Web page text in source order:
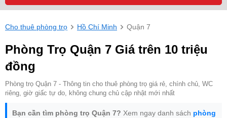
Cho thuê phòng trọ Hồ Chí Minh Quận 7
Phòng Trọ Quận 7 Giá trên 10 triệu
đồng
Phòng trọ Quận 7 - Thông tin cho thuê phòng trọ giá rẻ, chính chủ, WC
riêng, giờ giấc tự do, không chung chủ cập nhật mới nhất
Bạn cần tìm phòng trọ Quận 7? Xem ngay danh sách phòng